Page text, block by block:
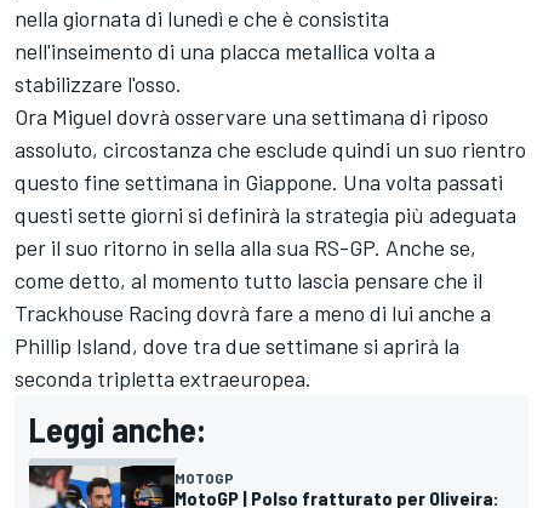
nella giornata di lunedì e che è consistita
nell'inseimento di una placca metallica volta a
stabilizzare l'osso.
Ora Miguel dovrà osservare una settimana di riposo
assoluto, circostanza che esclude quindi un suo rientro
questo fine settimana in Giappone. Una volta passati
questi sette giorni si definirà la strategia più adeguata
per il suo ritorno in sella alla sua RS-GP. Anche se,
come detto, al momento tutto lascia pensare che il
Trackhouse Racing dovrà fare a meno di lui anche a
Phillip Island, dove tra due settimane si aprirà la
seconda tripletta extraeuropea.
Leggi anche:
MOTOGP
MotoGP | Polso fratturato per Oliveira: